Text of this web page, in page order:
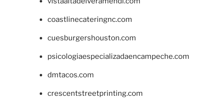
coastlinecateringnc.com
cuesburgershouston.com
psicologiaespecializadaencampeche.com
dmtacos.com
crescentstreetprinting.com